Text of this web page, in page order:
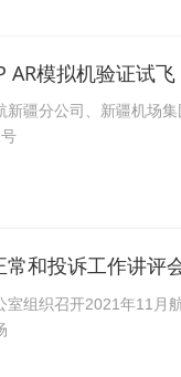
AR模拟机验证试飞
疆分公司、新疆机场
和投诉工作讲评
室组织召开2021年11